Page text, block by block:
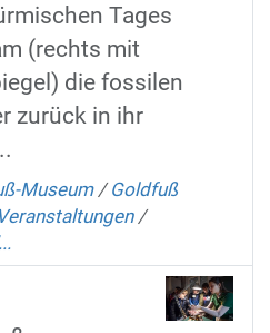
Tages
(rechts mit
die fossilen
zurück in ihr
Museum /Goldfuß
/